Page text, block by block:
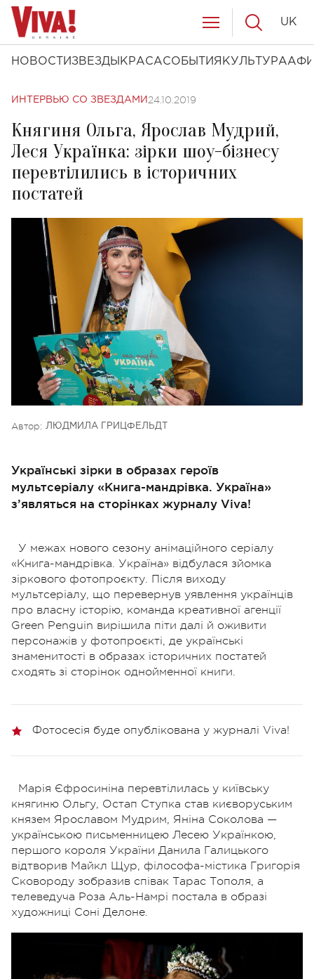
НОВОСТИ ЗВЕЗДЫ КРАСАСОБЫТИЯ КУЛЬТУРА
UK
ИНТЕРВЬЮ СО ЗВЕЗДАМИ 24.10.2019
Княгиня Ольга, Ярослав Мудрий,
Леся Українка: зірки шоу-бізнесу
перевтілились в історичних
постатей
Автор: ЛЮДМИЛА ГРИЦФЕЛЬДТ
Українські зірки в образах героїв
мультсеріалу «Книга-мандрівка. Україна»
з’являться на сторінках журналу Viva!
У межах нового сезону анімаційного серіалу
«Книга-мандрівка. Україна» відбулася зйомка
зіркового фотопроєкту. Після виходу
мультсеріалу, що перевернув уявлення українців
про власну історію, команда креативної агенції
Green Penguin вирішила піти далі й оживити
персонажів у фотопроєкті, де українські
знаменитості в образах історичних постатей
сходять зі сторінок однойменної книги.
Фотосесія буде опублікована у журналі Viva!
Марія Єфросиніна перевтілилась у київську
княгиню Ольгу, Остап Ступка став києворуським
князем Ярославом Мудрим, Яніна Соколова —
українською письменницею Лесею Українкою,
першого короля України Данила Галицького
відтворив Майкл Щур, філософа-містика Григорія
Сковороду зобразив співак Тарас Тополя, а
телеведуча Роза Аль-Намрі постала в образі
художниці Соні Делоне.